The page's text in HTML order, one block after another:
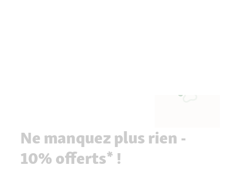
Ne manquez plus rien -
10% offerts* !